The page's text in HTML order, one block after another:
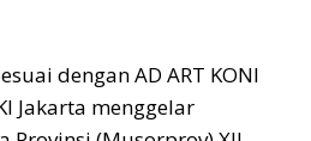
dengan AD ART KONI
Jakarta menggelar